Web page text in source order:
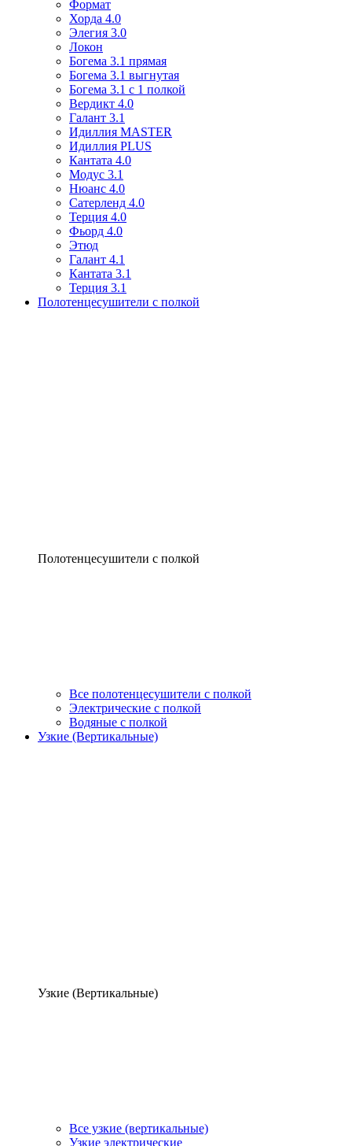
Формат
Хорда 4.0
Элегия 3.0
Локон
Богема 3.1 прямая
Богема 3.1 выгнутая
Богема 3.1 с 1 полкой
Вердикт 4.0
Галант 3.1
Идиллия MASTER
Идиллия PLUS
Кантата 4.0
Модус 3.1
Нюанс 4.0
Сатерленд 4.0
Терция 4.0
Фьорд 4.0
Этюд
Галант 4.1
Кантата 3.1
Терция 3.1
Полотенцесушители с полкой
Полотенцесушители с полкой
Все полотенцесушители с полкой
Электрические с полкой
Водяные с полкой
Узкие (Вертикальные)
Узкие (Вертикальные)
Все узкие (вертикальные)
Узкие электрические